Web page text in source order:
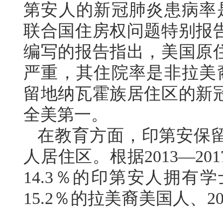
第安人的新冠肺炎患病率
联合国住房权问题特别报
编写的报告指出，美国原
严重，其住院率是非拉
留地纳瓦霍族居住区的新
全美第一。
在教育方面，印第安保
人居住区。根据
14.3％的印第安人拥有
15.2％的拉美裔美国人、